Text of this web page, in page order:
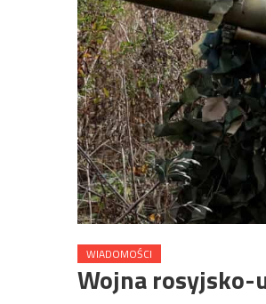
WIADOMOŚCI
Wojna rosyjsko-